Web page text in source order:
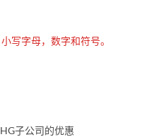
写字母，数字和符号。
子公司的优惠